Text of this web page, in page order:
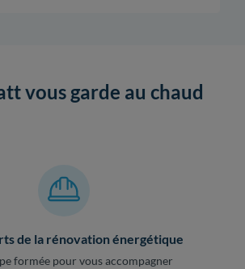
vous garde au chaud
de la rénovation énergétique
formée pour vous accompagner